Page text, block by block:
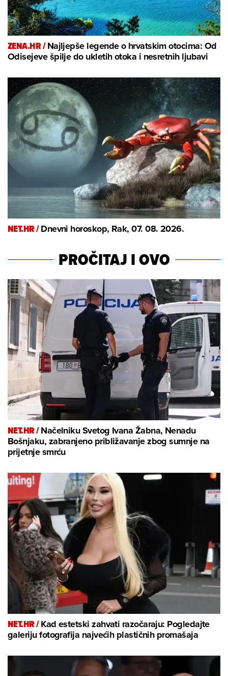
ZENA.HR /Najljepše legende o hrvatskim otocima: Od
Odisejeve špilje do ukletih otoka i nesretnih ljubavi
NET.HR /Dnevni horoskop, Rak, 07. 08. 2026.
PROČITAJ I OVO
NET.HR /Načelniku Svetog Ivana Žabna, Nenadu
Bošnjaku, zabranjeno približavanje zbog sumnje na
prijetnje smrću
NET.HR /Kad estetski zahvati razočaraju: Pogledajte
galeriju fotografija najvećih plastičnih promašaja